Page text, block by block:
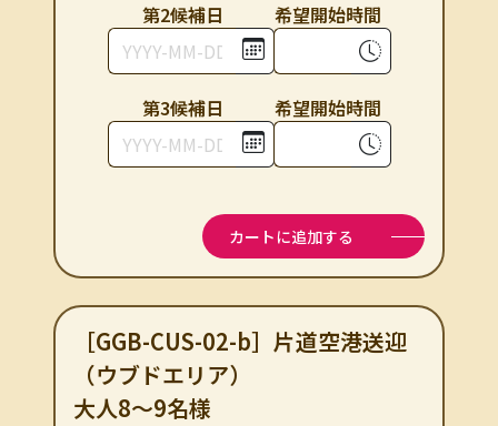
第2候補⽇ 希望開始時間
第3候補⽇ 希望開始時間
カートに追加する
［GGB-CUS-02-b］片道空港送迎
（ウブドエリア）
大人8～9名様